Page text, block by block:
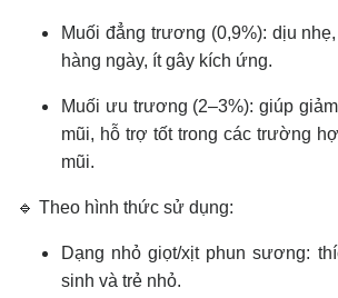
Muối đẳng trương (0,9%): dịu
hàng ngày, ít gây kích ứng.
Muối ưu trương (2–3%): giúp
mũi, hỗ trợ tốt trong các trường
mũi.
🔹 Theo hình thức sử dụng:
Dạng nhỏ giọt/xịt phun sương:
sinh và trẻ nhỏ.